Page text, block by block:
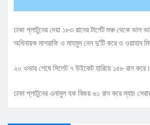
ঢাকা প্লাটুনের দেয়া ১৮৩ রানের টার্গেট শুরু থেকে ভাল
অধিনায়ক মাশরাফি ও মাহমুদ নেন দু’টি করে ও ওয়াহাব
২০ ওভার শেষে সিলেট ৭ উইকেট হারিয়ে ১৫৮ রান
ঢাকা প্লাটুনের এনামুল হক বিজয় ৬১ রান করে ম্যাচ